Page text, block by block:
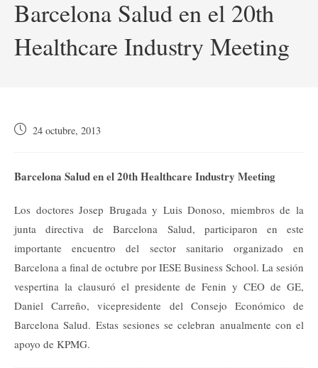
Barcelona Salud en el 20th
Healthcare Industry Meeting
Publicación
entrada:
24 octubre, 2013
Barcelona Salud en el 20th Healthcare Industry Meeting
Los doctores Josep Brugada y Luis Donoso, miembros de la
junta directiva de Barcelona Salud, participaron en este
importante encuentro del sector sanitario organizado en
Barcelona a final de octubre por IESE Business School. La sesión
vespertina la clausuró el presidente de Fenin y CEO de GE,
Daniel Carreño, vicepresidente del Consejo Económico de
Barcelona Salud. Estas sesiones se celebran anualmente con el
apoyo de KPMG.